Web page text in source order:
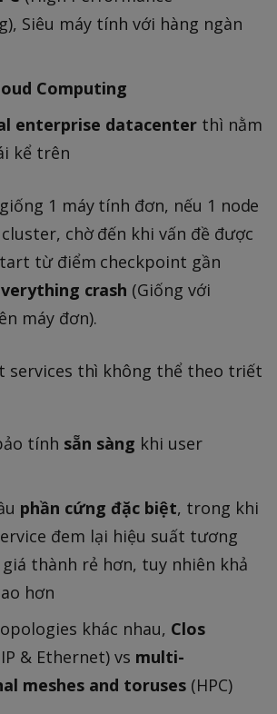
Siêu máy tính với hàng ngàn
Computing
enterprise datacenter thì nằm
kể trên
1 máy tính đơn, nếu 1 node
chờ đến khi vấn đề được
từ điểm checkpoint gần
crash (Giống với
máy đơn).
services thì không thể theo triết
tính sẵn sàng khi user
phần cứng đặc biệt, trong khi
đem lại hiệu suất tương
thành rẻ hơn, tuy nhiên khả
hơn
khác nhau, Clos
& Ethernet) vs multi-
meshes and toruses (HPC)